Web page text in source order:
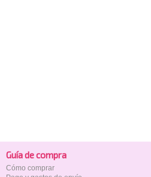
Guía de compra
Cómo comprar